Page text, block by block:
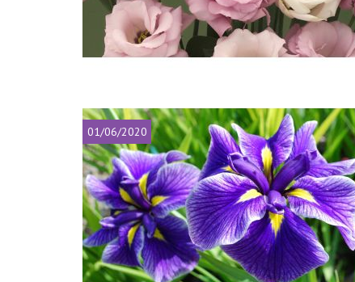
01/06/2020